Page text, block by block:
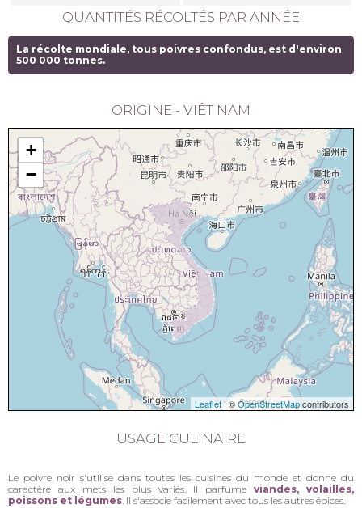
QUANTITÉS RÉCOLTÉS PAR ANNÉE
La récolte mondiale, tous poivres confondus, est d'environ
500 000 tonnes.
ORIGINE - VIÊT NAM
+
−
Leaflet| ©OpenStreetMapcontributors
USAGE CULINAIRE
Le poivre noir s'utilise dans toutes les cuisines du monde et donne du
caractère aux mets les plus variés. Il parfume viandes, volailles,
poissons et légumes. Il s'associe facilement avec tous les autres épices.